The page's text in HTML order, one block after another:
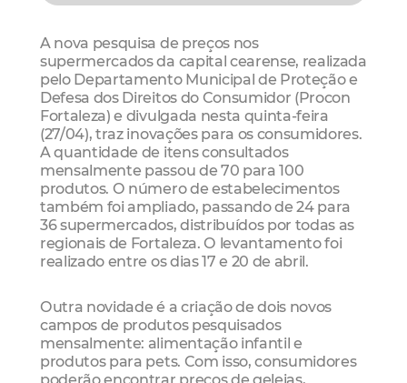
A nova pesquisa de preços nos
supermercados da capital cearense, realizada
pelo Departamento Municipal de Proteção e
Defesa dos Direitos do Consumidor (Procon
Fortaleza) e divulgada nesta quinta-feira
(27/04), traz inovações para os consumidores.
A quantidade de itens consultados
mensalmente passou de 70 para 100
produtos. O número de estabelecimentos
também foi ampliado, passando de 24 para
36 supermercados, distribuídos por todas as
regionais de Fortaleza. O levantamento foi
realizado entre os dias 17 e 20 de abril.
Outra novidade é a criação de dois novos
campos de produtos pesquisados
mensalmente: alimentação infantil e
produtos para pets. Com isso, consumidores
poderão encontrar preços de geleias,